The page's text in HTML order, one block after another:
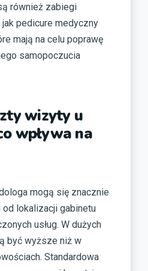
również zabiegi
pedicure medyczny
mają na celu poprawę
samopoczucia
wizyty u
wpływa na
mogą się znacznie
lokalizacji gabinetu
usług. W dużych
być wyższe niż w
Standardowa